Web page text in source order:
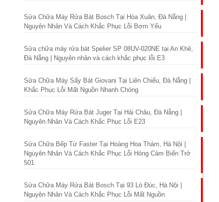
Sửa Chữa Máy Rửa Bát Bosch Tại Hòa Xuân, Đà Nẵng |
Nguyên Nhân Và Cách Khắc Phục Lỗi Bơm Yếu
Sửa chữa máy rửa bát Spelier SP 08UV-020NE tại An Khê,
Đà Nẵng | Nguyên nhân và cách khắc phục lỗi E3
Sửa Chữa Máy Sấy Bát Giovani Tại Liên Chiểu, Đà Nẵng |
Khắc Phục Lỗi Mất Nguồn Nhanh Chóng
Sửa Chữa Máy Rửa Bát Juger Tại Hải Châu, Đà Nẵng |
Nguyên Nhân Và Cách Khắc Phục Lỗi E23
Sửa Chữa Bếp Từ Faster Tại Hoàng Hoa Thám, Hà Nội |
Nguyên Nhân Và Cách Khắc Phục Lỗi Hỏng Cảm Biến Trở
501
Sửa Chữa Máy Rửa Bát Bosch Tại 93 Lò Đúc, Hà Nội |
Nguyên Nhân Và Cách Khắc Phục Lỗi Mất Nguồn